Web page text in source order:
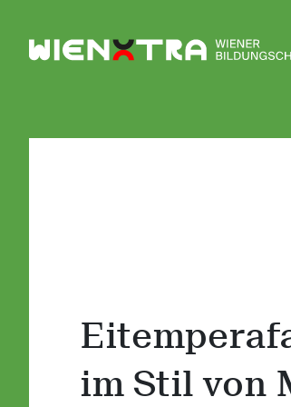
Logo Wiener Bildungschancen
im Stil von